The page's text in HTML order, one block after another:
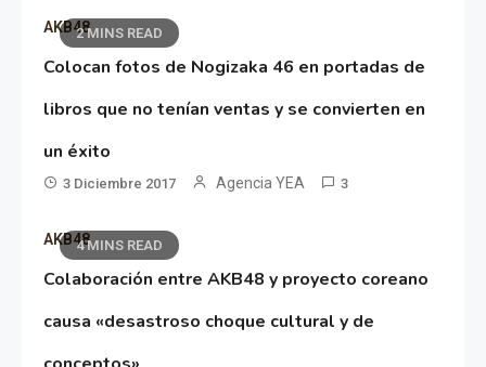
2 MINS READ
AKB48
Colocan fotos de Nogizaka 46 en portadas de
libros que no tenían ventas y se convierten en
un éxito
3 Diciembre 2017 Agencia YEA 3
4 MINS READ
AKB48
Colaboración entre AKB48 y proyecto coreano
causa «desastroso choque cultural y de